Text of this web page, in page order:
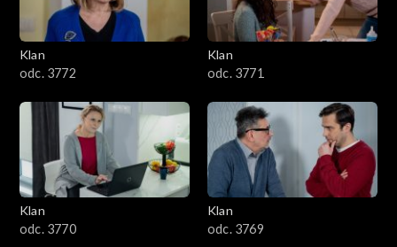
Klan
odc. 3772
Klan
odc. 3771
Klan
odc. 3770
Klan
odc. 3769